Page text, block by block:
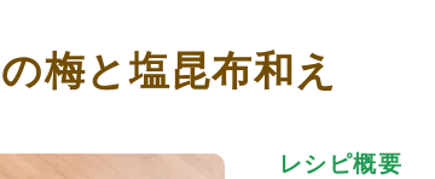
梅と塩昆布和え
レシピ概要